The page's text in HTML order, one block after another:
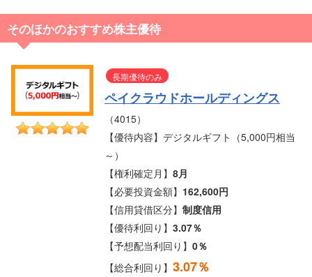
そのほかのおすすめ株主優待
長期優待のみ
ペイクラウドホールディングス
（4015）
【優待内容】デジタルギフト（5,000円相当
～）
【権利確定月】8月
【必要投資金額】 162,600円
【信用貸借区分】制度信用
【優待利回り】3.07％
【予想配当利回り】0％
【総合利回り】3.07％